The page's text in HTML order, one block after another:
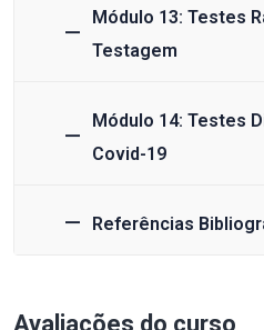
Módulo 13: Testes
Testagem
Módulo 14: Testes
Covid-19
Referências
Avaliações do curso